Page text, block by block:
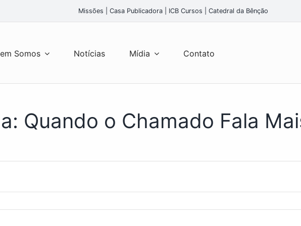
Missões |Casa Publicadora ICB Cursos |Catedral da Bênção
Somos Notícias Mídia Contato
Quando o Chamado Fala